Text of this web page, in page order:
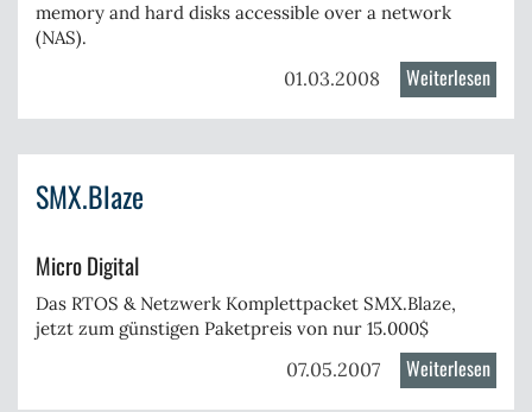
memory and hard disks accessible over a network
(NAS).
01.03.2008 Weiterlesen
SMX.Blaze
Micro Digital
Das RTOS & Netzwerk Komplettpacket SMX.Blaze,
jetzt zum günstigen Paketpreis von nur 15.000$
07.05.2007 Weiterlesen